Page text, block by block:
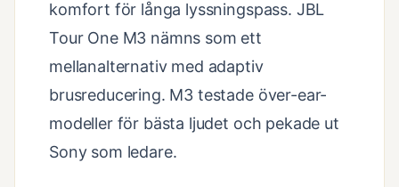
komfort för långa lyssningspass. JBL
Tour One M3 nämns som ett
mellanalternativ med adaptiv
brusreducering. M3 testade över-ear-
modeller för bästa ljudet och pekade ut
Sony som ledare.